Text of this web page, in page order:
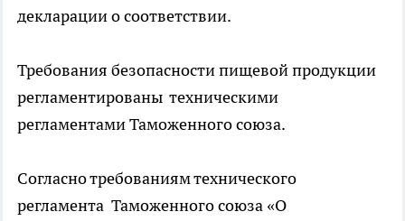
декларации о соответствии.
Требования безопасности пищевой продукции
регламентированы техническими
регламентами Таможенного союза.
Согласно требованиям технического
регламента Таможенного союза «О